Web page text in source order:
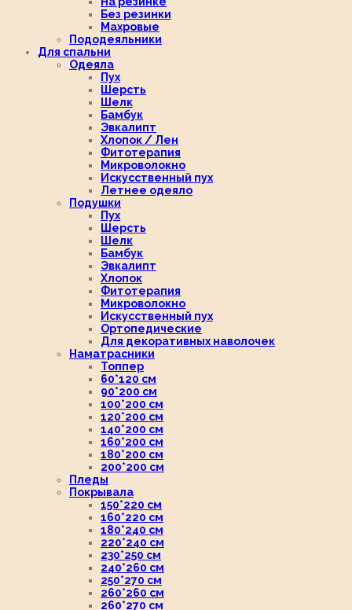
Без резинки
Махровые
Пододеяльники
Для спальни
Одеяла
Пух
Шерсть
Шелк
Бамбук
Эвкалипт
Хлопок / Лен
Фитотерапия
Микроволокно
Искусственный пух
Летнее одеяло
Подушки
Пух
Шерсть
Шелк
Бамбук
Эвкалипт
Хлопок
Фитотерапия
Микроволокно
Искусственный пух
Ортопедические
Для декоративных наволочек
Наматрасники
Топпер
60*120 см
90*200 см
100*200 см
120*200 см
140*200 см
160*200 см
180*200 см
200*200 см
Пледы
Покрывала
150*220 см
160*220 см
180*240 см
220*240 см
230*250 см
240*260 см
250*270 см
260*260 см
260*270 см